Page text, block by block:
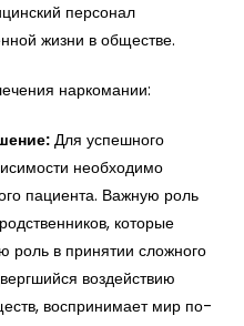
персонал
жизни в обществе.
наркомании:
Для успешного
необходимо
пациента. Важную роль
которые
роль в принятии сложного
воздействию
воспринимает мир по-